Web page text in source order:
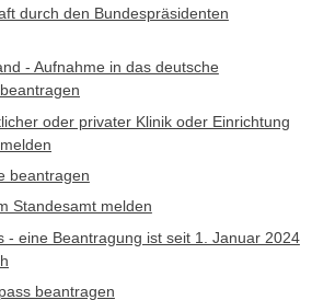
durch den Bundespräsidenten
- Aufnahme in das deutsche
oder privater Klinik oder Einrichtung
beantragen
Standesamt melden
- eine Beantragung ist seit 1. Januar 2024
beantragen